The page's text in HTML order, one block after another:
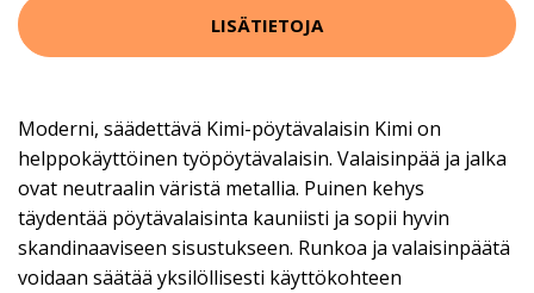
LISÄTIETOJA
Moderni, säädettävä Kimi-pöytävalaisin Kimi on
helppokäyttöinen työpöytävalaisin. Valaisinpää ja jalka
ovat neutraalin väristä metallia. Puinen kehys
täydentää pöytävalaisinta kauniisti ja sopii hyvin
skandinaaviseen sisustukseen. Runkoa ja valaisinpäätä
voidaan säätää yksilöllisesti käyttökohteen